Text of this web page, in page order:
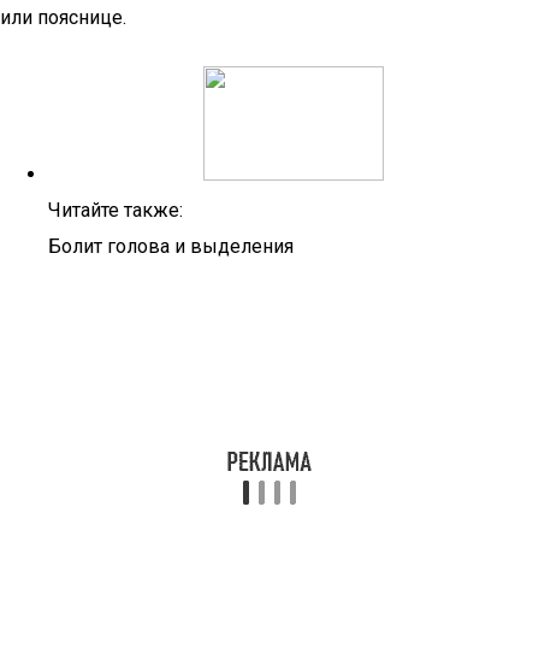
или пояснице.
Читайте также:
Болит голова и выделения